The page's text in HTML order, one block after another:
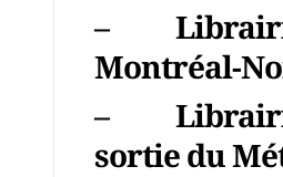
–
Montréal-
–
sortie du